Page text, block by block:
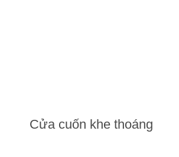
Cửa cuốn khe thoáng